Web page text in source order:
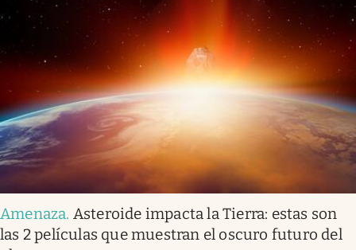
Amenaza. Asteroide impacta la Tierra: estas son
las 2 películas que muestran el oscuro futuro del